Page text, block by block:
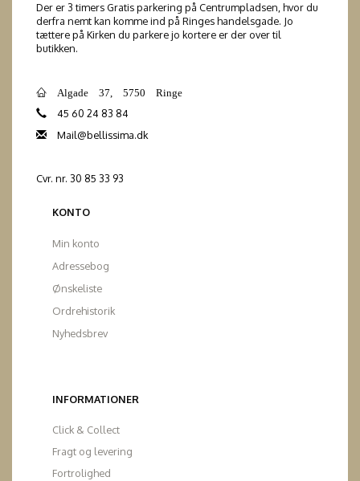
Der er 3 timers Gratis parkering på Centrumpladsen, hvor du
derfra nemt kan komme ind på Ringes handelsgade. Jo
tættere på Kirken du parkere jo kortere er der over til
butikken.
Algade 37, 5750 Ringe
45 60 24 83 84
Mail@bellissima.dk
Cvr. nr. 30 85 33 93
KONTO
Min konto
Adressebog
Ønskeliste
Ordrehistorik
Nyhedsbrev
INFORMATIONER
Click & Collect
Fragt og levering
Fortrolighed